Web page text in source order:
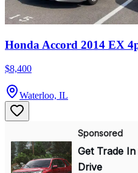
Honda Accord 2014 EX
$8,400
Waterloo, IL